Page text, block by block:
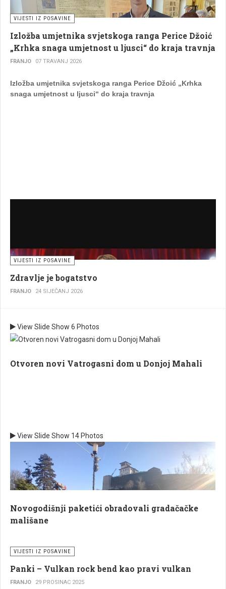
VIJESTI IZ POSAVINE
Izložba umjetnika svjetskoga ranga Perice Džoić
„Krhka snaga umjetnost u ljusci“ do kraja travnja
FRANJO 07 TRAVANJ 2026
Izložba umjetnika svjetskoga ranga Perice Džoić „Krhka
snaga umjetnost u ljusci“ do kraja travnja
VIJESTI IZ POSAVINE
Zdravlje je bogatstvo
FRANJO 24 SIJEČANJ 2026
View Slide Show 6 Photos
Otvoren novi Vatrogasni dom u Donjoj Mahali
View Slide Show 14 Photos
Novogodišnji paketići obradovali gradačačke
mališane
VIJESTI IZ POSAVINE
Panki – Vulkan rock bend kao pravi vulkan
FRANJO 29 PROSINAC 2025